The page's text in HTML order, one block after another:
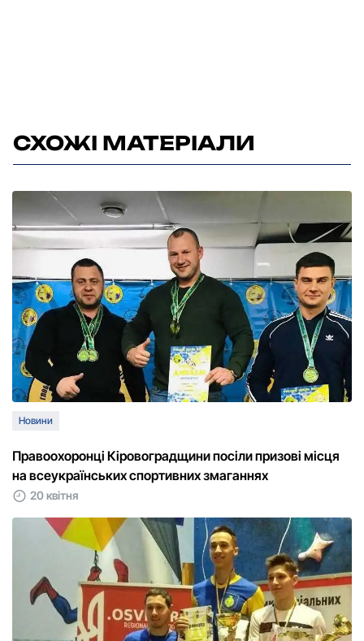
СХОЖІ МАТЕРІАЛИ
Новини
Правоохоронці Кіровоградщини посіли призові місця
на всеукраїнських спортивних змаганнях
20 квітня